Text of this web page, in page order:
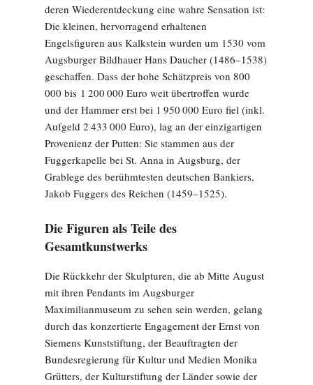
deren Wiederentdeckung eine wahre Sensation ist:
Die kleinen, hervorragend erhaltenen
Engelsfiguren aus Kalkstein wurden um 1530 vom
Augsburger Bildhauer Hans Daucher (1486–1538)
geschaffen. Dass der hohe Schätzpreis von 800
000 bis 1 200 000 Euro weit übertroffen wurde
und der Hammer erst bei 1 950 000 Euro fiel (inkl.
Aufgeld 2 433 000 Euro), lag an der einzigartigen
Provenienz der Putten: Sie stammen aus der
Fuggerkapelle bei St. Anna in Augsburg, der
Grablege des berühmtesten deutschen Bankiers,
Jakob Fuggers des Reichen (1459–1525).
Die Figuren als Teile des
Gesamtkunstwerks
Die Rückkehr der Skulpturen, die ab Mitte August
mit ihren Pendants im Augsburger
Maximilianmuseum zu sehen sein werden, gelang
durch das konzertierte Engagement der Ernst von
Siemens Kunststiftung, der Beauftragten der
Bundesregierung für Kultur und Medien Monika
Grütters, der Kulturstiftung der Länder sowie der